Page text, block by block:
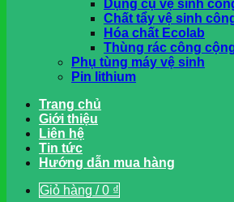
Dụng cụ vệ sinh
Chất tẩy vệ sinh
Hóa chất Ecolab
Thùng rác công
Phụ tùng máy vệ sinh
Pin lithium
Trang chủ
Giới thiệu
Liên hệ
Tin tức
Hướng dẫn mua hàng
Giỏ hàng /0 ₫